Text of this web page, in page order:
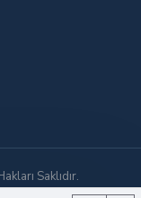
Saklıdır.